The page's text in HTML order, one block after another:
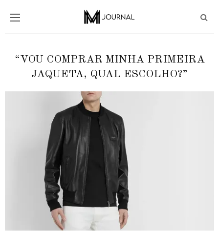
“VOU COMPRAR MINHA PRIMEIRA
JAQUETA, QUAL ESCOLHO?”